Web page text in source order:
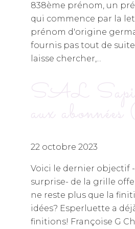
838ème prénom, un
qui commence par la
prénom d'origine
fournis pas tout de
laisse chercher,...
SAL
aux
22 octobre 2023
Voici le dernier objectif
surprise- de la grille
ne reste plus que la
idées? Esperluette a
finitions! Françoise G